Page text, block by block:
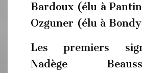
Bardoux (élu à
Ozguner (élu à
Les premiers
Nadège